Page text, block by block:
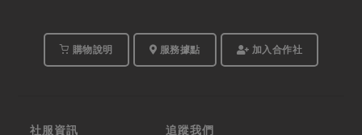
購物說明 服務據點 加入合作社
社服資訊 追蹤我們